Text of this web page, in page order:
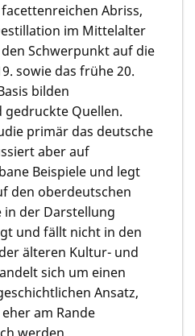
Abriss,
im Mittelalter
Schwerpunkt auf die
sowie das frühe 20.
bilden
Quellen.
primär das deutsche
aber auf
Beispiele und legt
den oberdeutschen
in der Darstellung
und fällt nicht in den
älteren Kultur- und
sich um einen
Ansatz,
am Rande